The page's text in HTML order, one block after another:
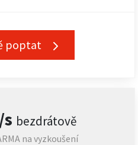
poptat
bezdrátově
na vyzkoušení